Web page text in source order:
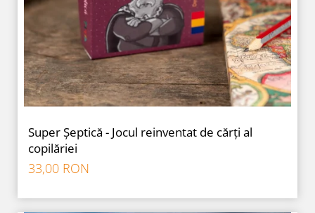
Super Șeptică - Jocul reinventat de cărți al
copilăriei
33,00 RON